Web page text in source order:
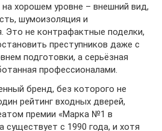
на хорошем уровне – внешний вид,
шумоизоляция и
Это не контрафактные поделки,
преступников даже с
подготовки, а серьёзная
профессионалами.
бренд, без которого не
рейтинг входных дверей,
премии «Марка №1 в
существует с 1990 года, и хотя